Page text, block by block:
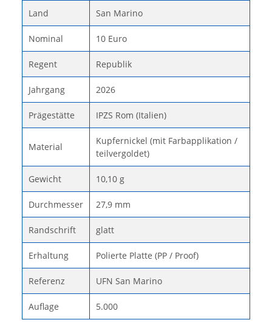
Land San Marino
Nominal 10 Euro
Regent Republik
Jahrgang 2026
Prägestätte IPZS Rom (Italien)
Material
Kupfernickel (mit Farbapplikation /
teilvergoldet)
Gewicht 10,10 g
Durchmesser 27,9 mm
Randschrift glatt
Erhaltung Polierte Platte (PP / Proof)
Referenz UFN San Marino
Auflage 5.000